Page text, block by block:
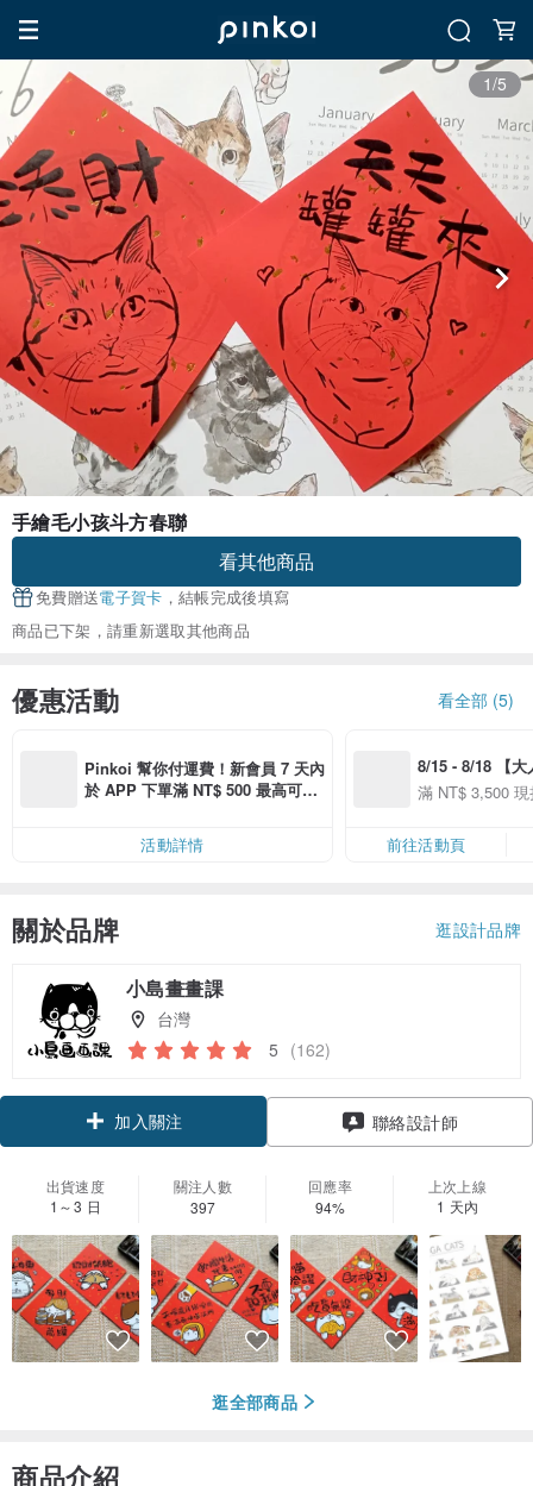
1/5
手繪毛小孩斗方春聯
看其他商品
免費贈送電子賀卡 ，結帳完成後填寫
商品已下架，請重新選取其他商品
優惠活動 看全部 (5)
Pinkoi 幫你付運費！新會員 7 天內
於 APP 下單滿 NT$ 500 最高可折
活動詳情
8/15 - 8/18 【大
季】滿
50
滿 NT$ 3,500
前往活動頁
關於品牌 逛設計品牌
小島畫畫課
台灣
5 (162)
加入關注 聯絡設計師
出貨速度
1～3 日
關注人數
397
回應率
94%
上次上線
1 天內
逛全部商品
商品介紹